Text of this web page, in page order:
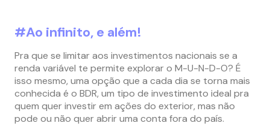
#Ao infinito, e além!
Pra que se limitar aos investimentos nacionais se a
renda variável te permite explorar o M-U-N-D-O? É
isso mesmo, uma opção que a cada dia se torna mais
conhecida é o BDR, um tipo de investimento ideal pra
quem quer investir em ações do exterior, mas não
pode ou não quer abrir uma conta fora do país.